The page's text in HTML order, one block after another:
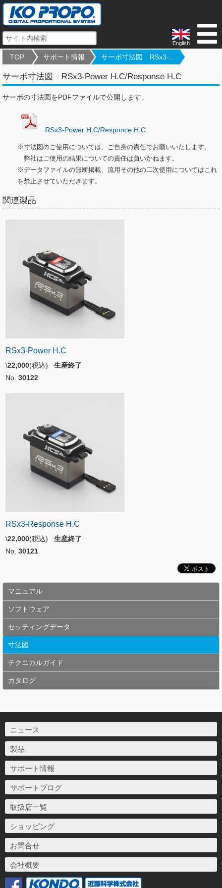
English
TOP サポート情報 サーボ寸法図 RSx3-...
サーボ寸法図 RSx3-Power H.C/Response H.C
サーボの寸法図をPDFファイルで公開します。
RSx3-Power H.C/Responce H.C
※寸法図のご使用については、ご自身の責任でお願いいたします。
弊社はご使用の結果についての責任は負いかねます。
※データファイルの無断掲載、流用その他の二次使用についてはこれ
を禁止させていただきます。
関連製品
RSx3-Power H.C
\22,000(税込) 生産終了
No. 30122
RSx3-Response H.C
\22,000(税込) 生産終了
No. 30121
マニュアル
ソフトウェア
セッティングデータ
寸法図
テクニカルガイド
カタログ
ニュース
製品
サポート情報
サポートブログ
取扱店一覧
ショッピング
お問合せ
会社概要